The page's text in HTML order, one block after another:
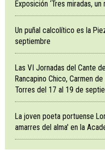
Exposición ‘Tres miradas,
Un puñal calcolítico es la
septiembre
Las VI Jornadas del Cante
Rancapino Chico, Carmen
Torres del 17 al 19 de
La joven poeta portuense
amarres del alma' en la